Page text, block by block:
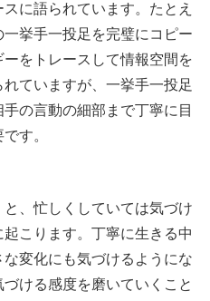
に語られています。たとえ
挙手一投足を完璧にコピー
をトレースして情報空間を
ていますが、一挙手一投足
の言動の細部まで丁寧に目
す。
、忙しくしていては気づけ
こります。丁寧に生きる中
変化にも気づけるようにな
ける感度を磨いていくこと